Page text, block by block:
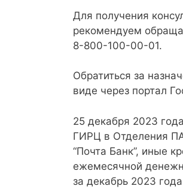
Для получения
рекомендуем
8-800-100-00-01.
Обратиться за
виде через портал
25 декабря 2023
ГИРЦ в Отделения
“Почта Банк”, иные
ежемесячной
за декабрь 2023